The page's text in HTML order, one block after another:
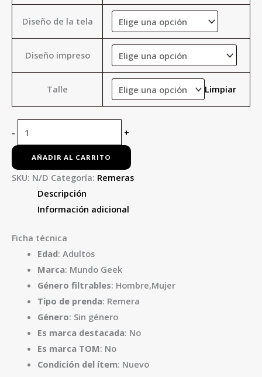
Diseño de la tela
Diseño impreso
Talle Limpiar
- +
AÑADIR AL CARRITO
SKU: N/D Categoría: Remeras
Descripción
Información adicional
Ficha técnica
Edad: Adultos
Marca: Mundo Geek
Género filtrables: Hombre,Mujer
Tipo de prenda: Remera
Género: Sin género
Es marca destacada: No
Es marca TOM: No
Condición del ítem: Nuevo